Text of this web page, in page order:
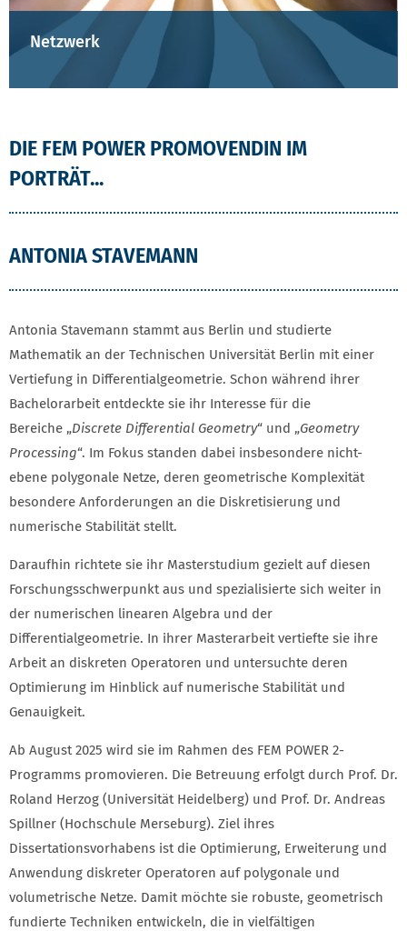
Netzwerk
DIE FEM POWER PROMOVENDIN IM
PORTRÄT...
ANTONIA STAVEMANN
Antonia Stavemann stammt aus Berlin und studierte
Mathematik an der Technischen Universität Berlin mit einer
Vertiefung in Differentialgeometrie. Schon während ihrer
Bachelorarbeit entdeckte sie ihr Interesse für die
Bereiche „Discrete Differential Geometry“ und „Geometry
Processing“. Im Fokus standen dabei insbesondere nicht-
ebene polygonale Netze, deren geometrische Komplexität
besondere Anforderungen an die Diskretisierung und
numerische Stabilität stellt.
Daraufhin richtete sie ihr Masterstudium gezielt auf diesen
Forschungsschwerpunkt aus und spezialisierte sich weiter in
der numerischen linearen Algebra und der
Differentialgeometrie. In ihrer Masterarbeit vertiefte sie ihre
Arbeit an diskreten Operatoren und untersuchte deren
Optimierung im Hinblick auf numerische Stabilität und
Genauigkeit.
Ab August 2025 wird sie im Rahmen des FEM POWER 2-
Programms promovieren. Die Betreuung erfolgt durch Prof. Dr.
Roland Herzog (Universität Heidelberg) und Prof. Dr. Andreas
Spillner (Hochschule Merseburg). Ziel ihres
Dissertationsvorhabens ist die Optimierung, Erweiterung und
Anwendung diskreter Operatoren auf polygonale und
volumetrische Netze. Damit möchte sie robuste, geometrisch
fundierte Techniken entwickeln, die in vielfältigen